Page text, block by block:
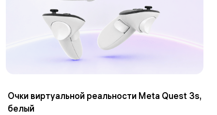
Очки виртуальной реальности Meta Quest 3s,
белый